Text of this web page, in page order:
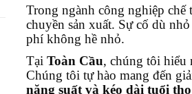
Trong ngành công nghiệp chế
chuyền sản xuất. Sự cố dù
phí không hề nhỏ.
Tại Toàn Cầu, chúng tôi hiểu
Chúng tôi tự hào mang đến
năng suất và kéo dài tuổi